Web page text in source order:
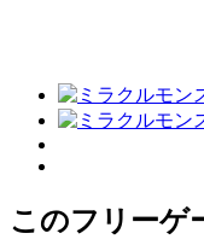
このフリーゲ